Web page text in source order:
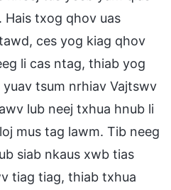
Hais txog qhov uas
ces yog kiag qhov
li cas ntag, thiab yog
tsum nrhiav Vajtswv
lub neej txhua hnub li
mus tag lawm. Tib neeg
siab nkaus xwb tias
tiag tiag, thiab txhua